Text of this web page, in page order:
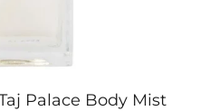
Palace Body Mist